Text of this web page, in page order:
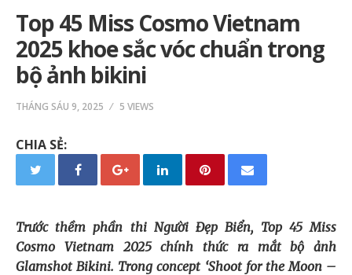
Top 45 Miss Cosmo Vietnam
2025 khoe sắc vóc chuẩn trong
bộ ảnh bikini
THÁNG SÁU 9, 2025 5 VIEWS
CHIA SẺ:
Trước thềm phần thi Người Đẹp Biển, Top 45 Miss
Cosmo Vietnam 2025 chính thức ra mắt bộ ảnh
Glamshot Bikini. Trong concept ‘Shoot for the Moon –